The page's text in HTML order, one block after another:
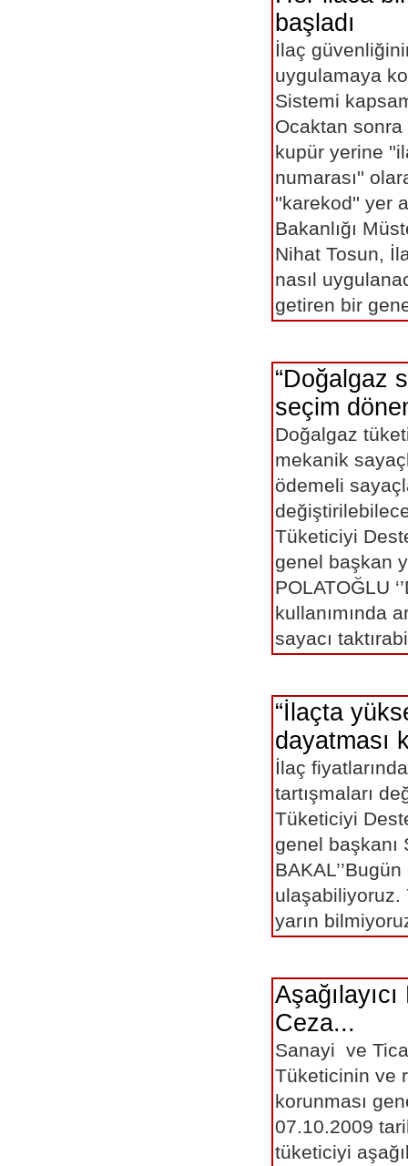
başladı
İlaç
uygulamaya
Sistemi
Ocaktan
kupür yerine
numarası''
''karekod''
Bakanlığı
Nihat Tosun,
nasıl
getiren bir
“Doğalgaz
seçim
Doğalgaz
mekanik
ödemeli
Tüketiciyi
genel başkan
POLATOĞLU
kullanımında
sayacı
“İlaçta
dayatması
İlaç
tartışmaları
Tüketiciyi
genel başkanı
ulaşabiliyoruz.
yarın
Ceza...
Sanayi ve
Tüketicinin ve
korunması
07.10.2009
tüketiciyi